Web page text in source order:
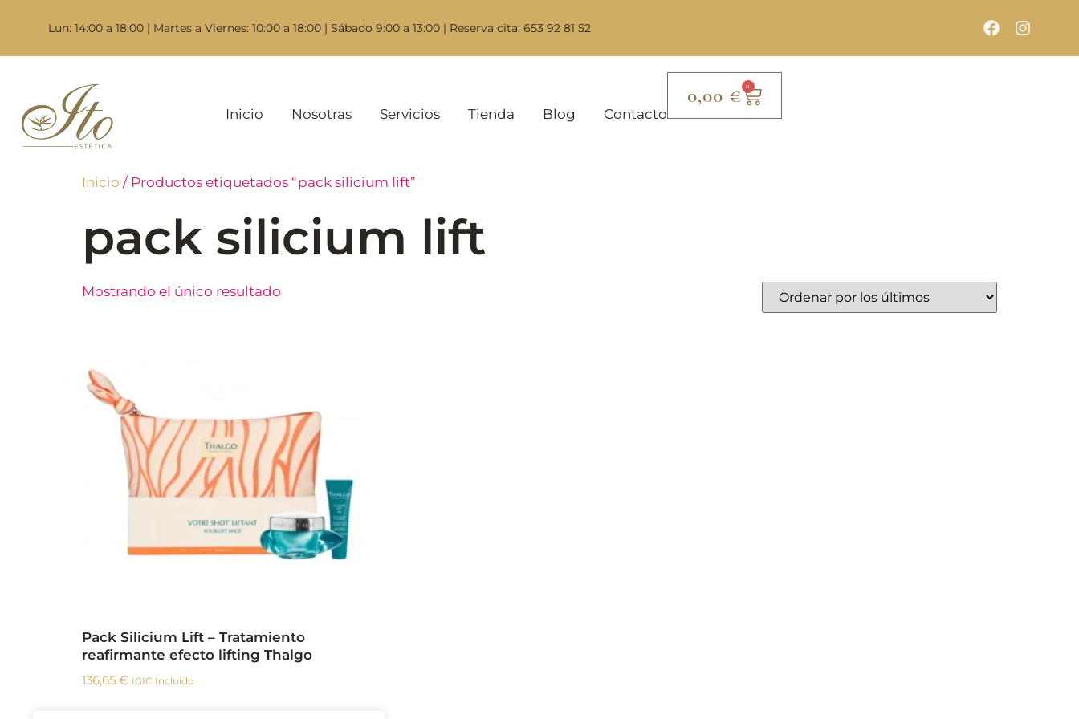
Lun: 14:00 a 18:00 | Martes a Viernes: 10:00 a 18:00 | Sábado 9:00 a 13:00 | Reserva cita: 653 92 81 52
Inicio Nosotras Servicios Tienda Blog Contacto
0,00 € 0
Inicio / Productos etiquetados “pack silicium lift”
pack silicium lift
Mostrando el único resultado
Pack Silicium Lift – Tratamiento
reafirmante efecto lifting Thalgo
136,65 € IGIC Incluido